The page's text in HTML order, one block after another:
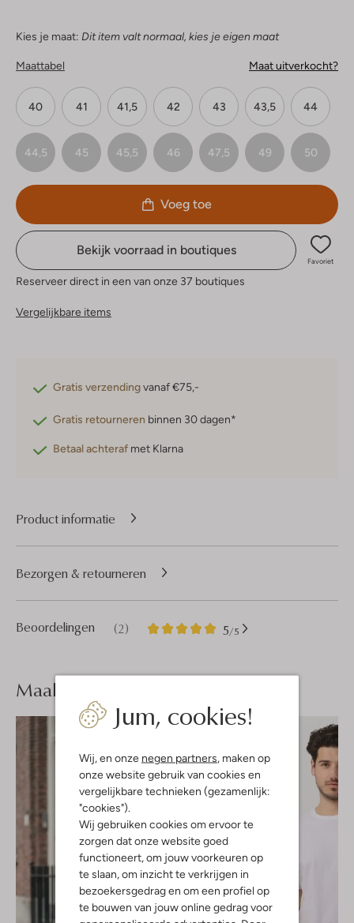
Jum, cookies!
Wij, en onze negen partners , maken op
onze website gebruik van cookies en
vergelijkbare technieken (gezamenlijk:
"cookies").
Wij gebruiken cookies om ervoor te
zorgen dat onze website goed
functioneert, om jouw voorkeuren op
te slaan, om inzicht te verkrijgen in
bezoekersgedrag en om een profiel op
te bouwen van jouw online gedrag voor
Kies je maat: Dit item valt normaal, kies je eigen maat
Maattabel Maat uitverkocht?
40 41 41,5 42 43 43,5 44
44,5 45 45,5 46 47,5 49 50
Voeg toe
Bekijk voorraad in boutiques
Favoriet
Reserveer direct in een van onze 37 boutiques
Vergelijkbare items
Gratis verzendingvanaf €75,-
Gratis retourneren binnen 30 dagen*
Betaal achteraf met Klarna
Product informatie
Beoordelingen (2) 5/5
2
5
Bezorgen & retourneren
Maak je